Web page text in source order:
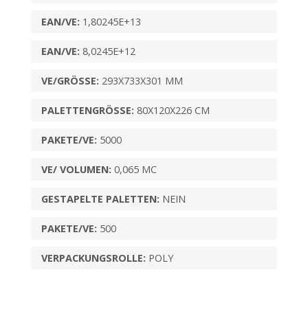
EAN/VE: 1,80245E+13
EAN/VE: 8,0245E+12
VE/GRÖSSE: 293X733X301 MM
PALETTENGRÖSSE: 80X120X226 CM
PAKETE/VE: 5000
VE/ VOLUMEN: 0,065 MC
GESTAPELTE PALETTEN: NEIN
PAKETE/VE: 500
VERPACKUNGSROLLE: POLY